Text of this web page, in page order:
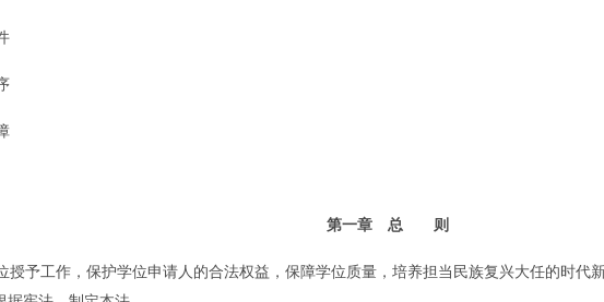
第一章 总 则
工作，保护学位申请人的合法权益，保障学位质量，培养担当民族复兴大任的时代